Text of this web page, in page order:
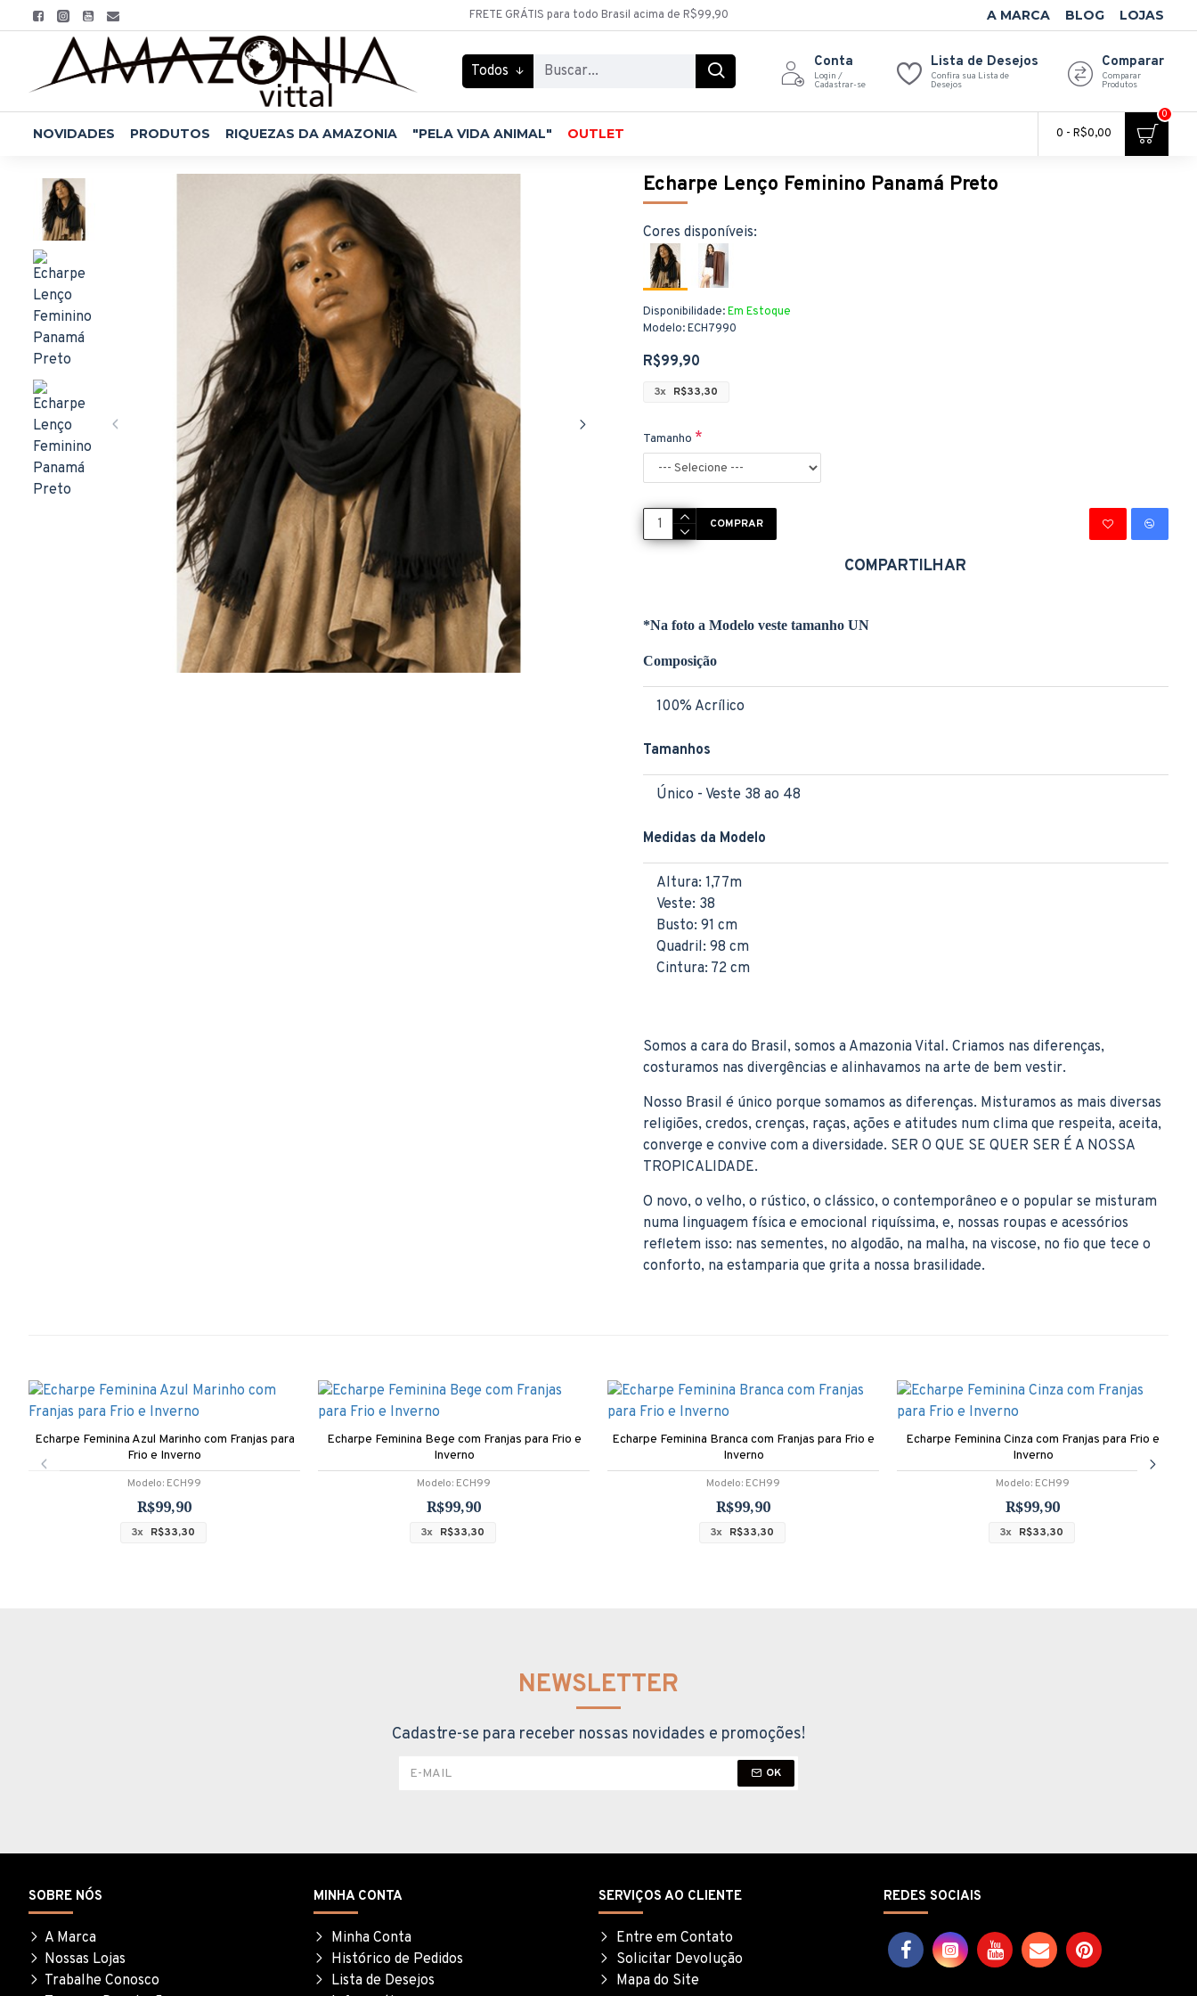
FRETE GRÁTIS para todo Brasil acima de R$99,90 A MARCA BLOG LOJAS
Todos
Conta
Login /
Cadastrar-se
Lista de Desejos
Confira sua Lista de
Desejos
Comparar
Comparar
Produtos
NOVIDADES PRODUTOS RIQUEZAS DA AMAZONIA "PELA VIDA ANIMAL" OUTLET 0 - R$0,00
0
Echarpe Lenço Feminino Panamá Preto
Disponibilidade:Em Estoque
Modelo:ECH7990
R$99,90
3x R$33,30
Cores disponíveis:
Tamanho
COMPRAR
COMPARTILHAR
*Na foto a Modelo veste tamanho UN
Composição
100% Acrílico
Tamanhos
Único - Veste 38 ao 48
Medidas da Modelo
Altura: 1,77m
Veste: 38
Busto: 91 cm
Quadril: 98 cm
Cintura: 72 cm
Somos a cara do Brasil, somos a Amazonia Vital. Criamos nas diferenças,
costuramos nas divergências e alinhavamos na arte de bem vestir.
Nosso Brasil é único porque somamos as diferenças. Misturamos as mais diversas
religiões, credos, crenças, raças, ações e atitudes num clima que respeita, aceita,
converge e convive com a diversidade. SER O QUE SE QUER SER É A NOSSA
TROPICALIDADE.
O novo, o velho, o rústico, o clássico, o contemporâneo e o popular se misturam
numa linguagem física e emocional riquíssima, e, nossas roupas e acessórios
refletem isso: nas sementes, no algodão, na malha, na viscose, no fio que tece o
conforto, na estamparia que grita a nossa brasilidade.
Modelo: ECH99
Echarpe Feminina Azul Marinho com Franjas para
Frio e Inverno
R$99,90
3x R$33,30
Modelo: ECH99
Echarpe Feminina Bege com Franjas para Frio e
Inverno
R$99,90
3x R$33,30
Modelo: ECH99
Echarpe Feminina Branca com Franjas para Frio e
Inverno
R$99,90
3x R$33,30
Modelo: ECH99
Echarpe Feminina Cinza com Franjas para Frio e
Inverno
R$99,90
3x R$33,30
NEWSLETTER
Cadastre-se para receber nossas novidades e promoções!
OK
SOBRE NÓS
A Marca
Nossas Lojas
Trabalhe Conosco
MINHA CONTA
Minha Conta
Histórico de Pedidos
Lista de Desejos
SERVIÇOS AO CLIENTE
Entre em Contato
Solicitar Devolução
Mapa do Site
REDES SOCIAIS